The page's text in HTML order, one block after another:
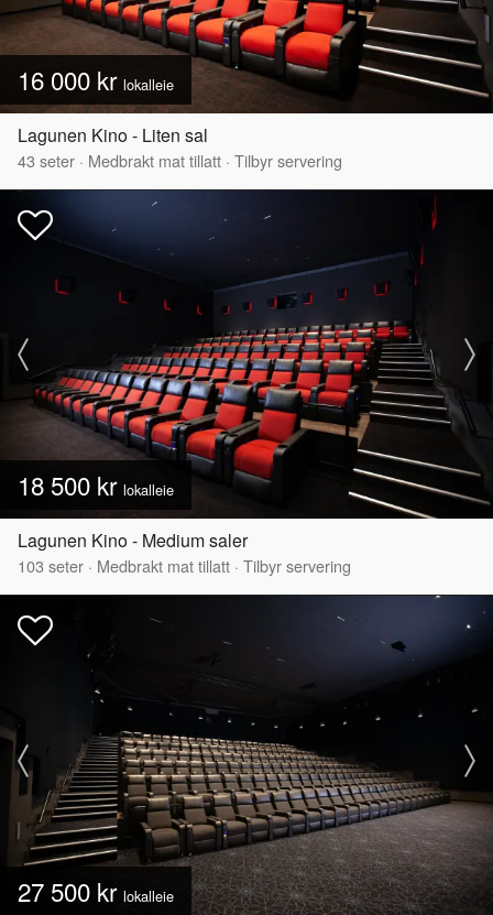
16 000 kr lokalleie
Lagunen Kino - Liten sal
43 seter · Medbrakt mat tillatt · Tilbyr servering
18 500 kr lokalleie
Lagunen Kino - Medium saler
103 seter · Medbrakt mat tillatt · Tilbyr servering
27 500 kr lokalleie